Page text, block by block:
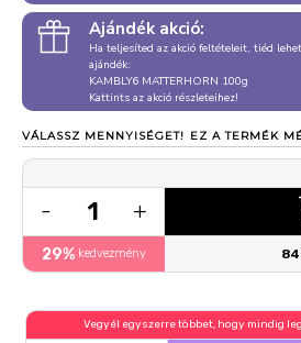
Ajándék akció:
Ha teljesíted az akció feltételeit, tiéd
ajándék:
KAMBLY6 MATTERHORN 100g
Kattints az akció részleteihez!
VÁLASSZ MENNYISÉGET! EZ A TERMÉK
- 1 +
29% kedvezmény
Vegyél egyszerre többet, hogy mindig